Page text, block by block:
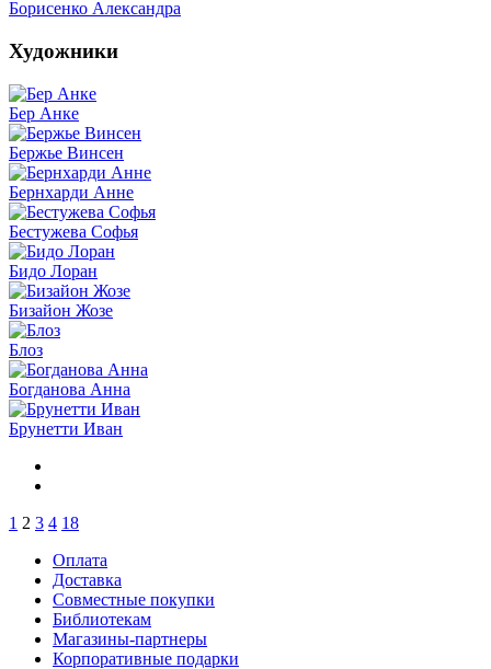
Борисенко Александра
Художники
Бер Анке
Бержье Винсен
Бернхарди Анне
Бестужева Софья
Бидо Лоран
Бизайон Жозе
Блоз
Богданова Анна
Брунетти Иван
1 2 3 4 18
Оплата
Доставка
Совместные покупки
Библиотекам
Магазины-партнеры
Корпоративные подарки